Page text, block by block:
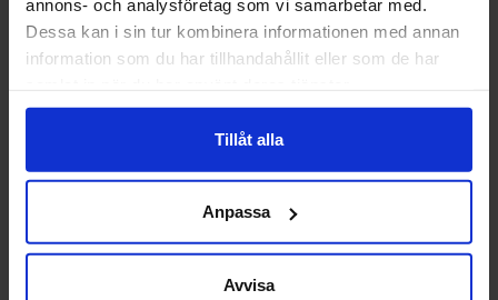
annons- och analysföretag som vi samarbetar med.
Dessa kan i sin tur kombinera informationen med annan
information som du har tillhandahållit eller som de har
Tillåt alla
Anpassa
Avvisa
testerna.
Karin Virgin
karin.virgin@sverigesingenjorer.se